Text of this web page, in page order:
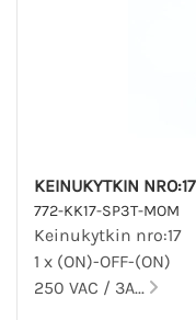
772-KK17-SP3T-MOM
Keinukytkin nro:17
1 x (ON)-OFF-(ON)
250 VAC / 3A...